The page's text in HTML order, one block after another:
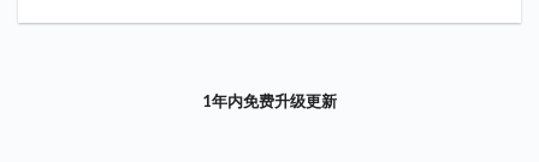
1年内免费升级更新